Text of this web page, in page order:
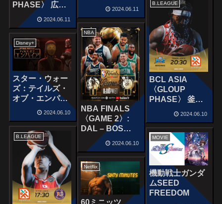
PHASE〉 広島
ドラゴンフライ
ズ vs シャーダ
リ・ゴーガン
2024.06.11
2024.06.11
B.LEAGUE
BCL ASIA
〈GLOUP
PHASE〉 釜山
vs 広島ドラゴン
フライズ
2024.06.10
NBA
NBA FINALS
〈GAME 2〉:
DAL – BOS
June 9, 2024
2024.06.10
Disney+
スター・ウォー
ズ：テイルズ・
オブ・エンパイ
2024.06.10
B.LEAGUE MOVIE
機動戦士ガンダ
ムSEED
FREEDOM
Netflix
60ミニッツ